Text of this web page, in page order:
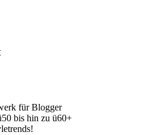
für Blogger
bis hin zu ü60+